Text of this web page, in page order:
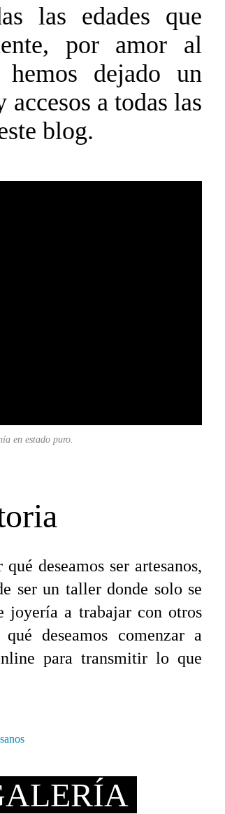
las edades que
por amor al
dejado un
a todas las
blog.
en estado puro.
deseamos ser artesanos,
ser un taller donde solo se
joyería a trabajar con otros
deseamos comenzar a
para transmitir lo que